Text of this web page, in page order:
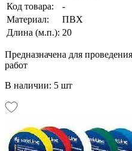
Код товара:
-
Материал:
ПВХ
Длина (м.п.): 20
Предназначена для
работ
В наличии: 5 шт